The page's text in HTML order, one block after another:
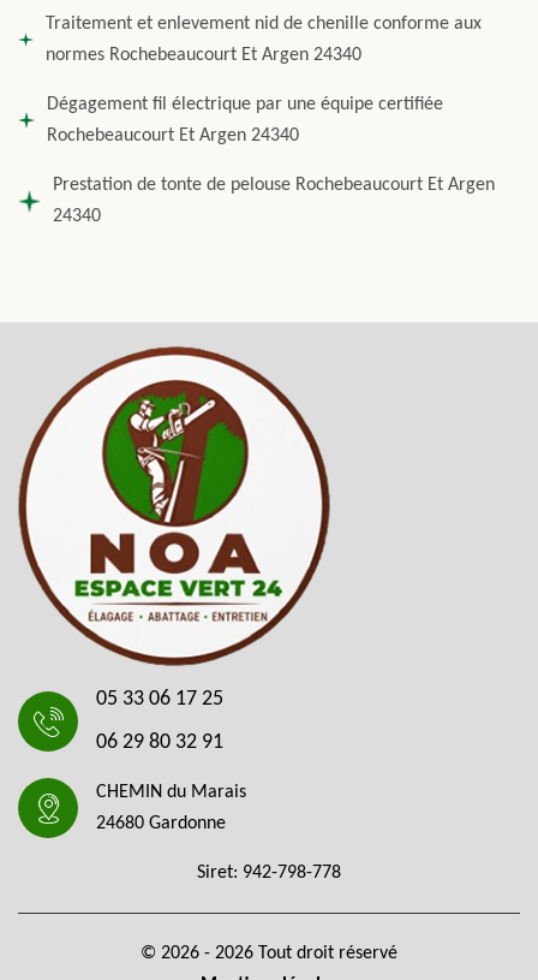
Traitement et enlevement nid de chenille conforme aux
normes Rochebeaucourt Et Argen 24340
Dégagement fil électrique par une équipe certifiée
Rochebeaucourt Et Argen 24340
Prestation de tonte de pelouse Rochebeaucourt Et Argen
24340
05 33 06 17 25
06 29 80 32 91
CHEMIN du Marais
24680 Gardonne
Siret: 942-798-778
© 2026 - 2026 Tout droit réservé